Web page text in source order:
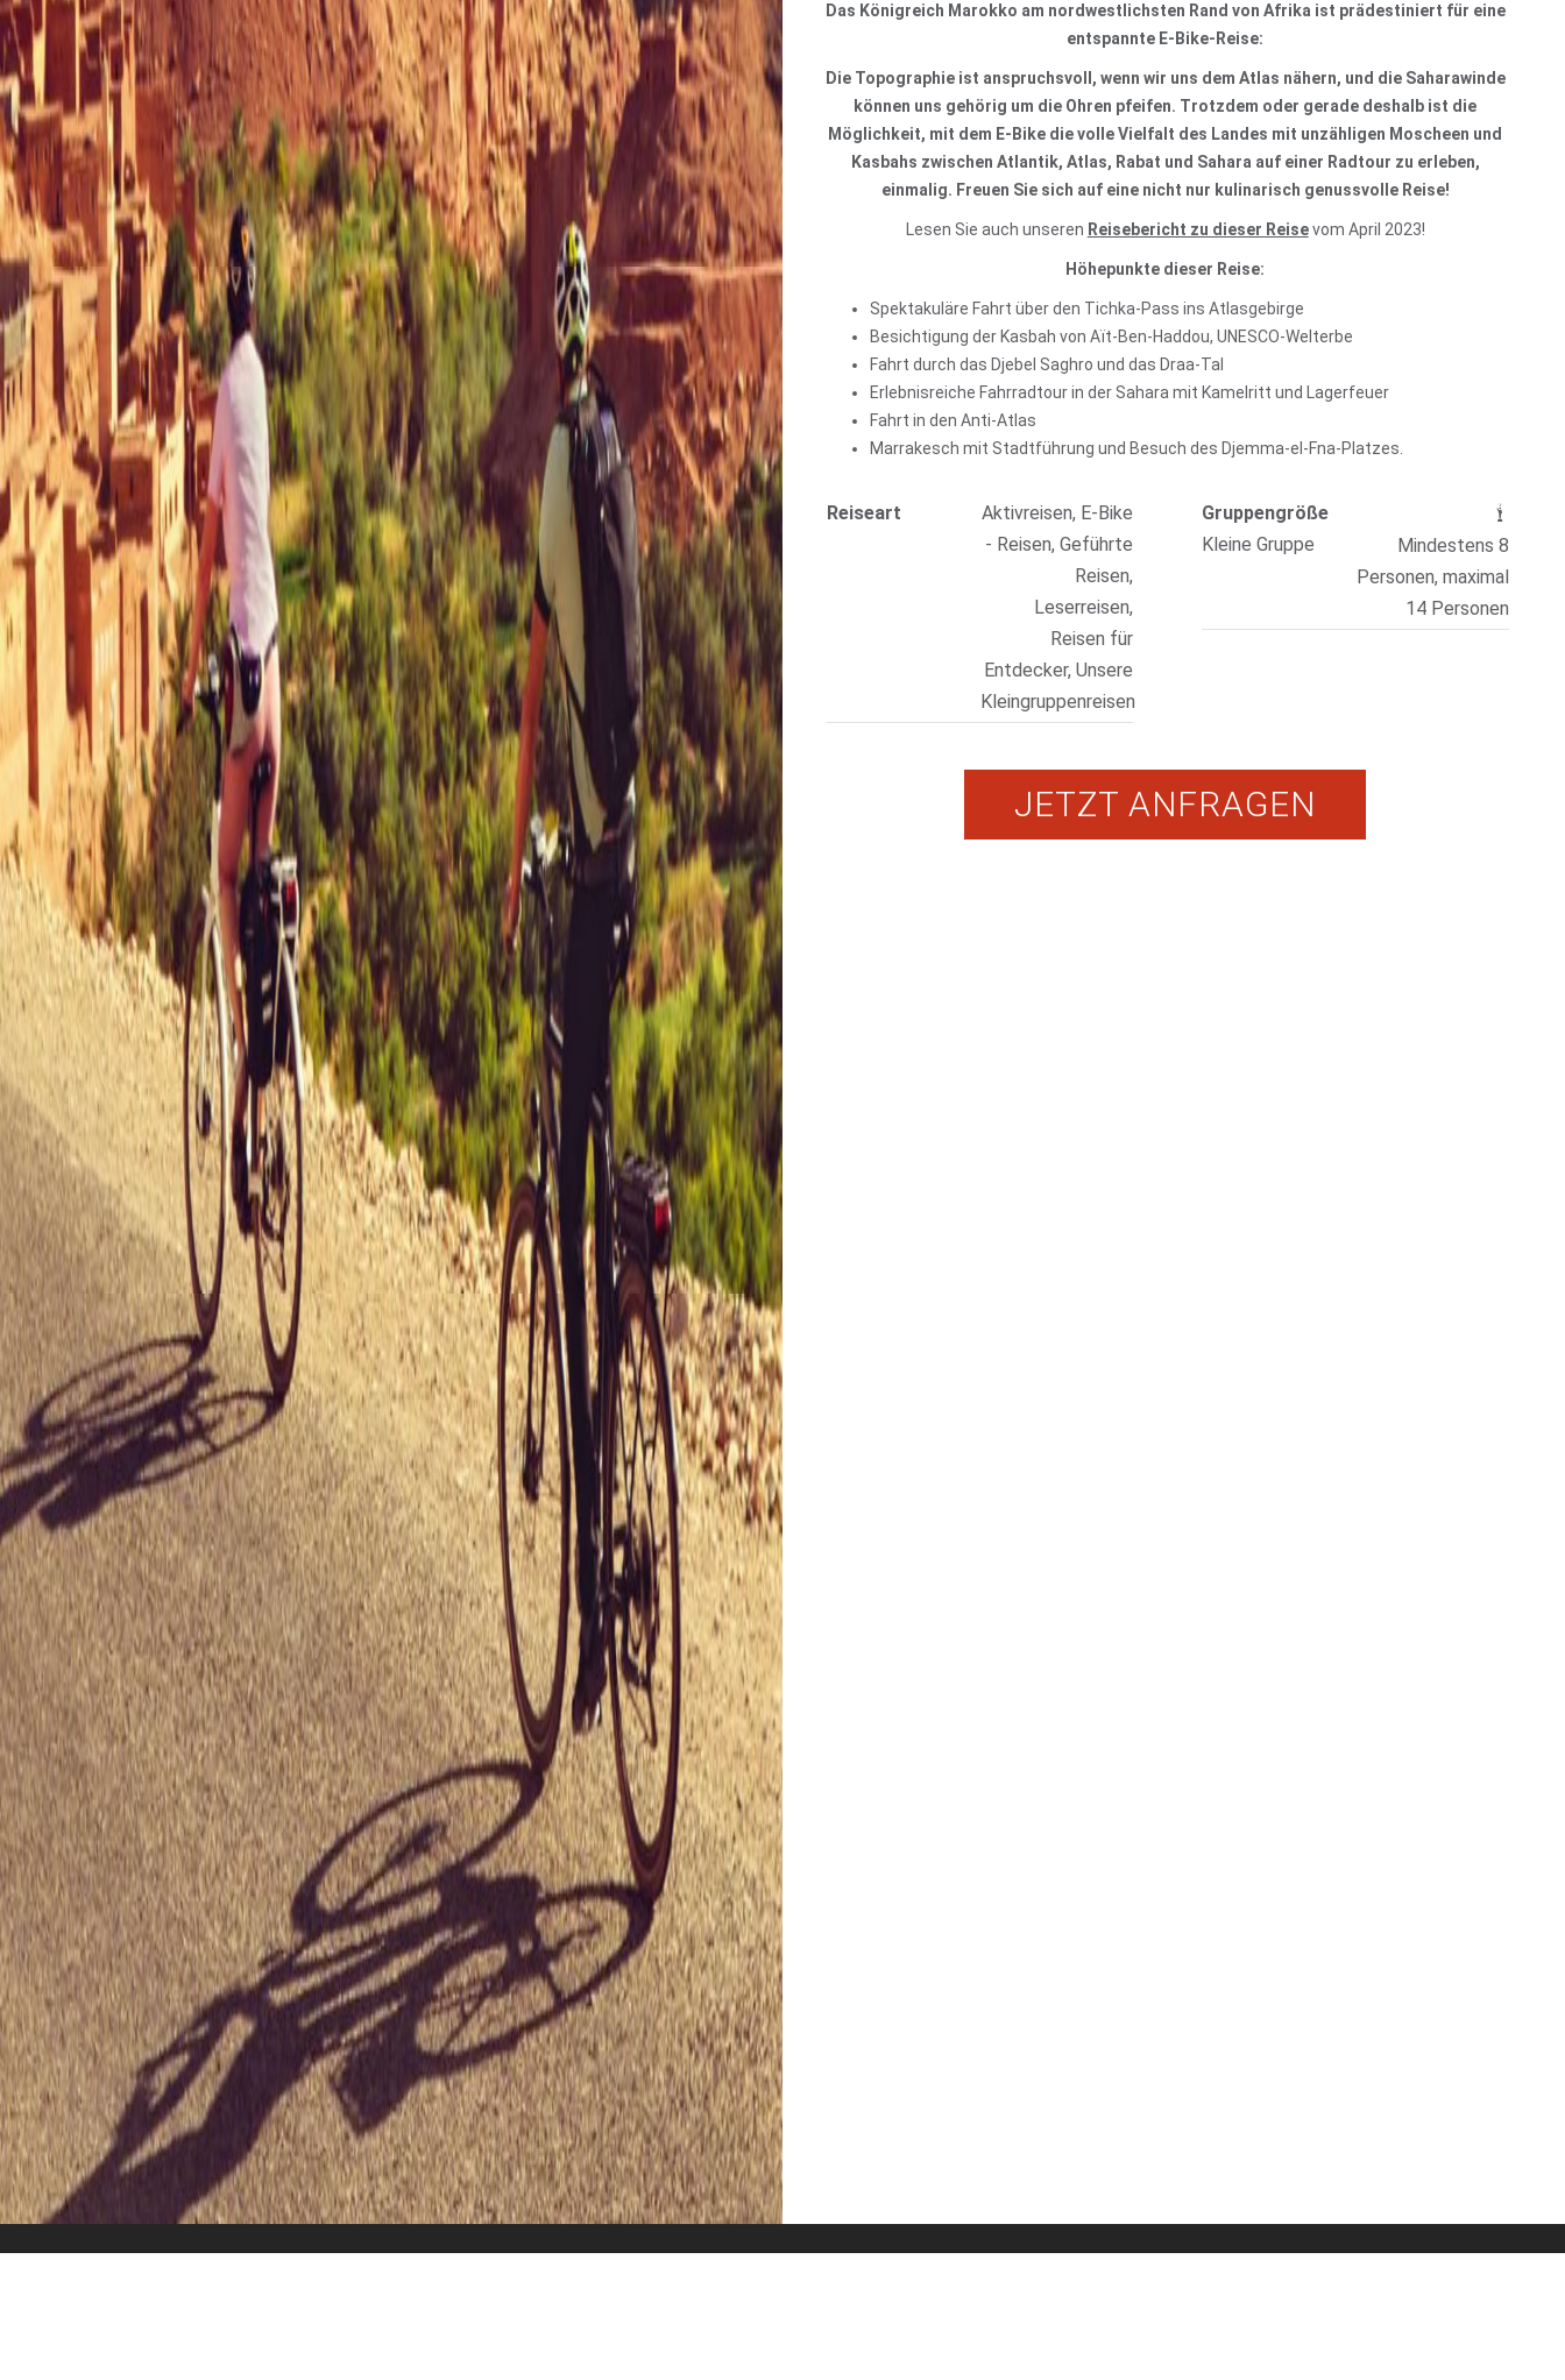
Das Königreich Marokko am nordwestlichsten Rand von Afrika ist prädestiniert für eine
entspannte E-Bike-Reise:
Die Topographie ist anspruchsvoll, wenn wir uns dem Atlas nähern, und die Saharawinde
können uns gehörig um die Ohren pfeifen. Trotzdem oder gerade deshalb ist die
Möglichkeit, mit dem E-Bike die volle Vielfalt des Landes mit unzähligen Moscheen und
Kasbahs zwischen Atlantik, Atlas, Rabat und Sahara auf einer Radtour zu erleben,
einmalig. Freuen Sie sich auf eine nicht nur kulinarisch genussvolle Reise!
Lesen Sie auch unseren Reisebericht zu dieser Reisevom April 2023!
Höhepunkte dieser Reise:
Spektakuläre Fahrt über den Tichka-Pass ins Atlasgebirge
Besichtigung der Kasbah von Aït-Ben-Haddou, UNESCO-Welterbe
Fahrt durch das Djebel Saghro und das Draa-Tal
Erlebnisreiche Fahrradtour in der Sahara mit Kamelritt und Lagerfeuer
Fahrt in den Anti-Atlas
Marrakesch mit Stadtführung und Besuch des Djemma-el-Fna-Platzes.
Reiseart
Aktivreisen, E-Bike
- Reisen, Geführte
Reisen,
Leserreisen,
Reisen für
Entdecker, Unsere
Kleingruppenreisen
Gruppengröße
Kleine Gruppe
Mindestens 8
Personen, maximal
14 Personen
JETZT ANFRAGEN